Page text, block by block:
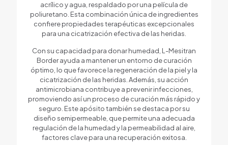
acrílico y agua, respaldado por una película de
poliuretano. Esta combinación única de ingredientes
confiere propiedades terapéuticas excepcionales
para una cicatrización efectiva de las heridas.
Con su capacidad para donar humedad, L-Mesitran
Border ayuda a mantener un entorno de curación
óptimo, lo que favorece la regeneración de la piel y la
cicatrización de las heridas. Además, su acción
antimicrobiana contribuye a prevenir infecciones,
promoviendo así un proceso de curación más rápido y
seguro. Este apósito también se destaca por su
diseño semipermeable, que permite una adecuada
regulación de la humedad y la permeabilidad al aire,
factores clave para una recuperación exitosa.